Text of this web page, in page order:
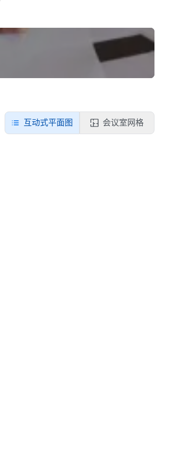
互动式平面图 会议室网格